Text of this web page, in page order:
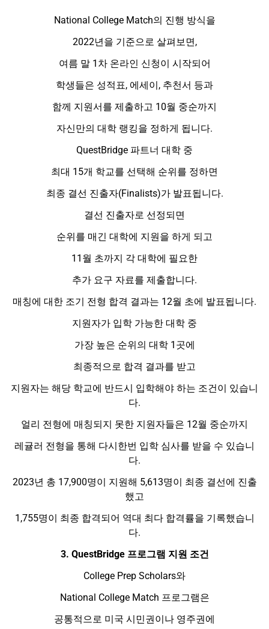
National College Match의 진행 방식을
2022년을 기준으로 살펴보면,
여름 말 1차 온라인 신청이 시작되어
학생들은 성적표, 에세이, 추천서 등과
함께 지원서를 제출하고 10월 중순까지
자신만의 대학 랭킹을 정하게 됩니다.
QuestBridge 파트너 대학 중
최대 15개 학교를 선택해 순위를 정하면
최종 결선 진출자(Finalists)가 발표됩니다.
결선 진출자로 선정되면
순위를 매긴 대학에 지원을 하게 되고
11월 초까지 각 대학에 필요한
추가 요구 자료를 제출합니다.
매칭에 대한 조기 전형 합격 결과는 12월 초에 발표됩니다.
지원자가 입학 가능한 대학 중
가장 높은 순위의 대학 1곳에
최종적으로 합격 결과를 받고
지원자는 해당 학교에 반드시 입학해야 하는 조건이 있습니
다.
얼리 전형에 매칭되지 못한 지원자들은 12월 중순까지
레귤러 전형을 통해 다시한번 입학 심사를 받을 수 있습니
다.
2023년 총 17,900명이 지원해 5,613명이 최종 결선에 진출
했고
1,755명이 최종 합격되어 역대 최다 합격률을 기록했습니
다.
3. QuestBridge 프로그램 지원 조건
College Prep Scholars와
National College Match 프로그램은
공통적으로 미국 시민권이나 영주권에